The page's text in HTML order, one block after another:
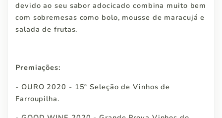
devido ao seu sabor adocicado combina muito bem
com sobremesas como bolo, mousse de maracujá e
salada de frutas.
Premiações:
- OURO 2020 - 15ª Seleção de Vinhos de
Farroupilha.